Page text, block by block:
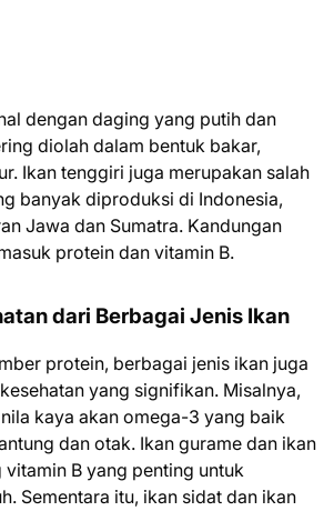
dengan daging yang putih dan
diolah dalam bentuk bakar,
Ikan tenggiri juga merupakan salah
banyak diproduksi di Indonesia,
Jawa dan Sumatra. Kandungan
protein dan vitamin B.
dari Berbagai Jenis Ikan
protein, berbagai jenis ikan juga
yang signifikan. Misalnya,
kaya akan omega-3 yang baik
dan otak. Ikan gurame dan ikan
vitamin B yang penting untuk
Sementara itu, ikan sidat dan ikan